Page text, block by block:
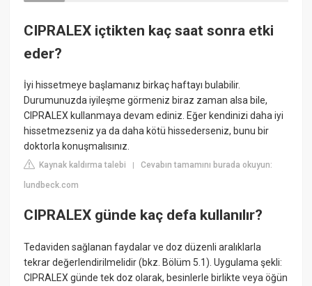
CIPRALEX içtikten kaç saat sonra etki
eder?
İyi hissetmeye başlamanız birkaç haftayı bulabilir.
Durumunuzda iyileşme görmeniz biraz zaman alsa bile,
CIPRALEX kullanmaya devam ediniz. Eğer kendinizi daha iyi
hissetmezseniz ya da daha kötü hissederseniz, bunu bir
doktorla konuşmalısınız.
Kaynak kaldırma talebi |Cevabın tamamını burada okuyun:
lundbeck.com
CIPRALEX günde kaç defa kullanılır?
Tedaviden sağlanan faydalar ve doz düzenli aralıklarla
tekrar değerlendirilmelidir (bkz. Bölüm 5.1). Uygulama şekli:
CIPRALEX günde tek doz olarak, besinlerle birlikte veya öğün